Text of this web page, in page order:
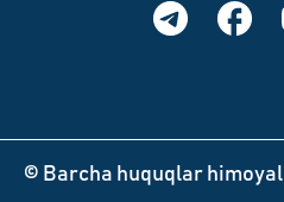
© Barcha huquqlar